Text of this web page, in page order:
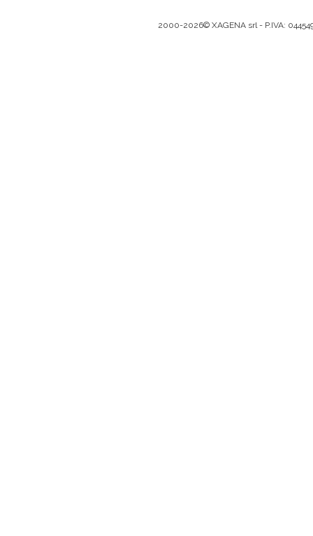
2000-2026© XAGENA srl - P.IVA: